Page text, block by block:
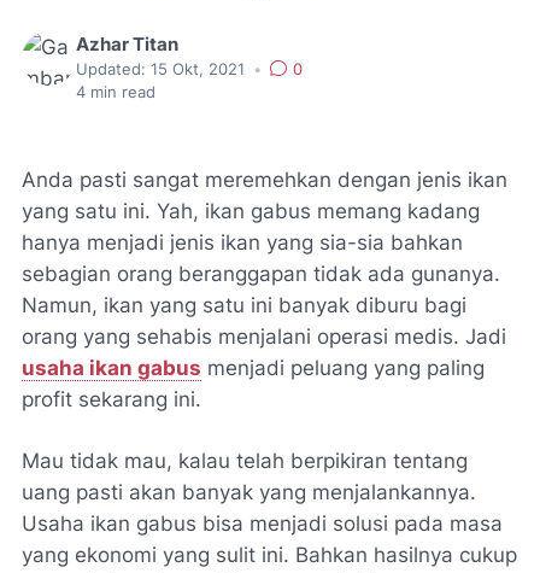
Azhar Titan
Updated: 15 Okt, 2021 •
0
4 min read
Anda pasti sangat meremehkan dengan jenis ikan
yang satu ini. Yah, ikan gabus memang kadang
hanya menjadi jenis ikan yang sia-sia bahkan
sebagian orang beranggapan tidak ada gunanya.
Namun, ikan yang satu ini banyak diburu bagi
orang yang sehabis menjalani operasi medis. Jadi
usaha ikan gabus menjadi peluang yang paling
profit sekarang ini.
Mau tidak mau, kalau telah berpikiran tentang
uang pasti akan banyak yang menjalankannya.
Usaha ikan gabus bisa menjadi solusi pada masa
yang ekonomi yang sulit ini. Bahkan hasilnya cukup